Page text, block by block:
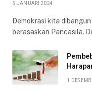
5 JANUARI 2024
Demokrasi kita
berasaskan Pancasila.
1